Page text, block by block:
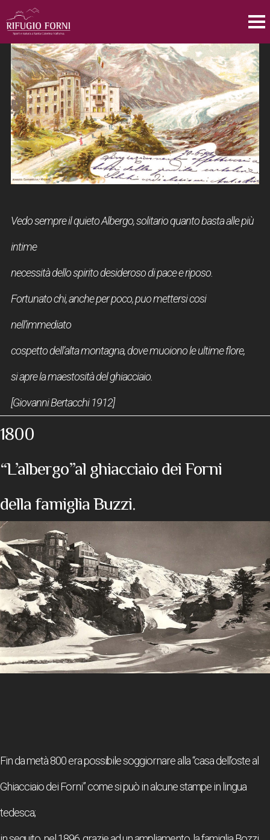
Vedo sempre il quieto Albergo, solitario quanto basta alle più
intime
necessità dello spirito desideroso di pace e riposo.
Fortunato chi, anche per poco, puo mettersi cosi
nell’immediato
cospetto dell’alta montagna, dove muoiono le ultime flore,
si apre la maestosità del ghiacciaio.
[Giovanni Bertacchi 1912]
1800
“L’albergo”al ghiacciaio dei Forni
della famiglia Buzzi.
Fin da metà 800 era possibile soggiornare alla “casa dell’oste al
Ghiacciaio dei Forni” come si può in alcune stampe in lingua
tedesca;